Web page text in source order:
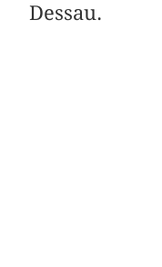
Dessau.